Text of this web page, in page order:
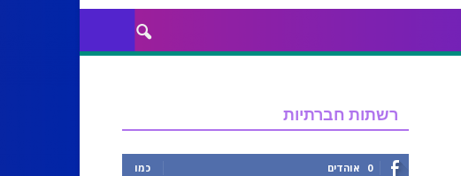
רשתות חברתיות
0 אוהדים כמו